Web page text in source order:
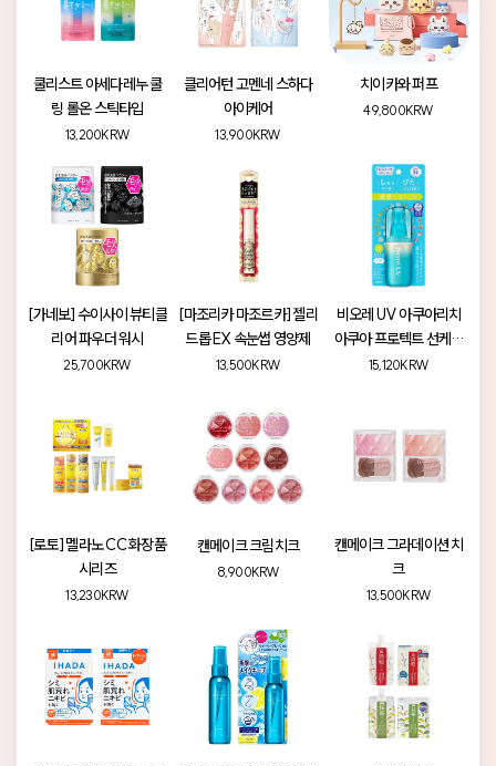
쿨리스트 아세다레누 쿨
링 롤온 스틱타입
13,200KRW
클리어턴 고멘네 스하다
아이케어
13,900KRW
치이카와 퍼프
49,800KRW
[가네보] 수이사이 뷰티클
리어 파우더 워시
25,700KRW
[마조리카 마조르카] 젤리
드롭 EX 속눈썹 영양제
13,500KRW
비오레 UV 아쿠아리치
아쿠아 프로텍트 선케어
미스트
15,120KRW
[로토] 멜라노 CC 화장품
시리즈
13,230KRW
캔메이크 크림치크
8,900KRW
캔메이크 그라데이션 치
크
13,500KRW